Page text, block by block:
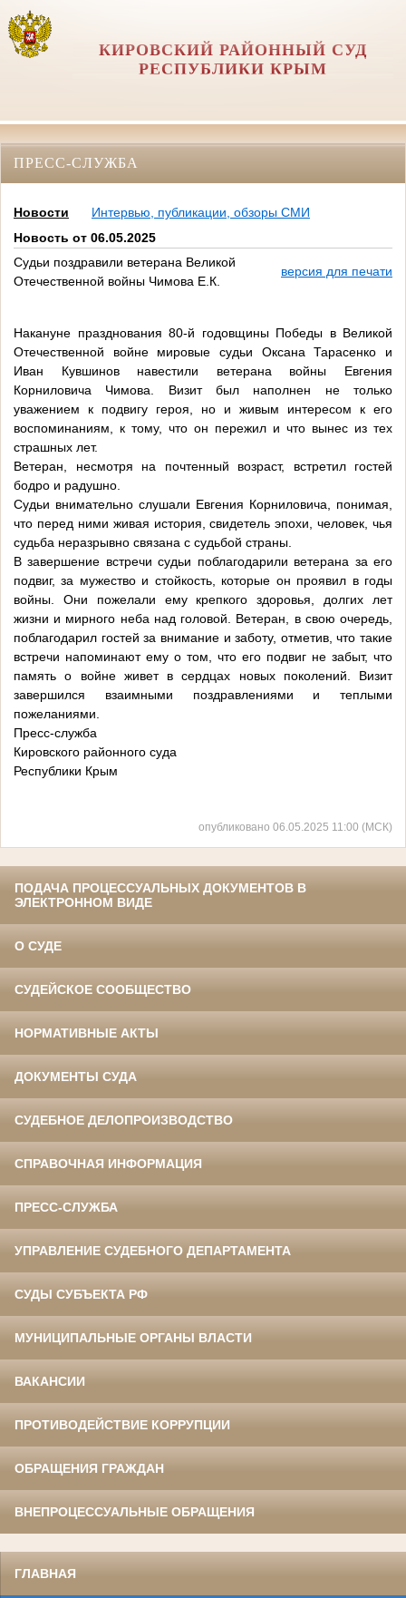
КИРОВСКИЙ РАЙОННЫЙ СУД
РЕСПУБЛИКИ КРЫМ
ПРЕСС-СЛУЖБА
Новости
Интервью, публикации, обзоры СМИ
Новость от 06.05.2025
Судьи поздравили ветерана Великой
Отечественной войны Чимова Е.К.
версия для печати
Накануне празднования 80-й годовщины Победы в Великой
Отечественной войне мировые судьи Оксана Тарасенко и
Иван Кувшинов навестили ветерана войны Евгения
Корниловича Чимова. Визит был наполнен не только
уважением к подвигу героя, но и живым интересом к его
воспоминаниям, к тому, что он пережил и что вынес из тех
страшных лет.
Ветеран, несмотря на почтенный возраст, встретил гостей
бодро и радушно.
Судьи внимательно слушали Евгения Корниловича, понимая,
что перед ними живая история, свидетель эпохи, человек, чья
судьба неразрывно связана с судьбой страны.
В завершение встречи судьи поблагодарили ветерана за его
подвиг, за мужество и стойкость, которые он проявил в годы
войны. Они пожелали ему крепкого здоровья, долгих лет
жизни и мирного неба над головой. Ветеран, в свою очередь,
поблагодарил гостей за внимание и заботу, отметив, что такие
встречи напоминают ему о том, что его подвиг не забыт, что
память о войне живет в сердцах новых поколений. Визит
завершился взаимными поздравлениями и теплыми
пожеланиями.
Пресс-служба
Кировского районного суда
Республики Крым
опубликовано 06.05.2025 11:00 (МСК)
ПОДАЧА ПРОЦЕССУАЛЬНЫХ ДОКУМЕНТОВ В
ЭЛЕКТРОННОМ ВИДЕ
О СУДЕ
СУДЕЙСКОЕ СООБЩЕСТВО
НОРМАТИВНЫЕ АКТЫ
ДОКУМЕНТЫ СУДА
СУДЕБНОЕ ДЕЛОПРОИЗВОДСТВО
СПРАВОЧНАЯ ИНФОРМАЦИЯ
ПРЕСС-СЛУЖБА
УПРАВЛЕНИЕ СУДЕБНОГО ДЕПАРТАМЕНТА
СУДЫ СУБЪЕКТА РФ
МУНИЦИПАЛЬНЫЕ ОРГАНЫ ВЛАСТИ
ВАКАНСИИ
ПРОТИВОДЕЙСТВИЕ КОРРУПЦИИ
ОБРАЩЕНИЯ ГРАЖДАН
ВНЕПРОЦЕССУАЛЬНЫЕ ОБРАЩЕНИЯ
ГЛАВНАЯ